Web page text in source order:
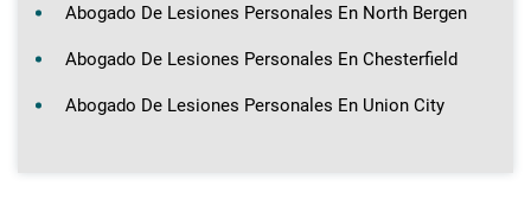
Abogado De Lesiones Personales En North Bergen
Abogado De Lesiones Personales En Chesterfield
Abogado De Lesiones Personales En Union City